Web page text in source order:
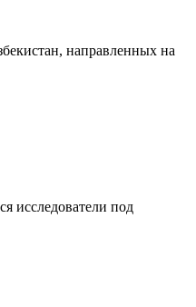
направленных на
исследователи под